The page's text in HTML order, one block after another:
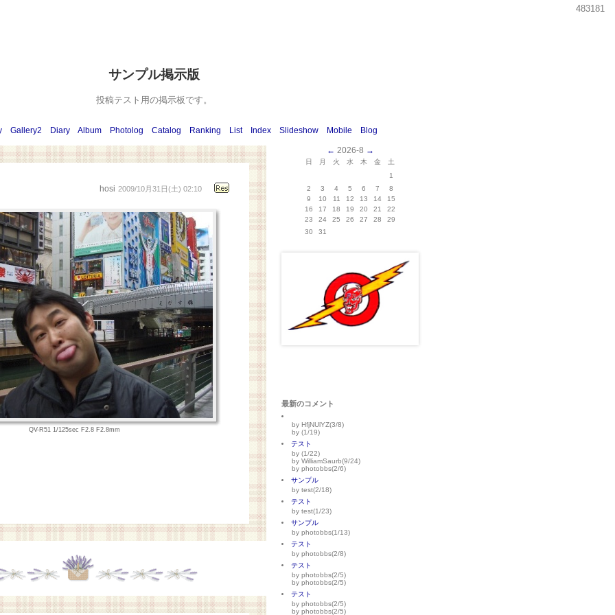
483181
サンプル掲示版
投稿テスト用の掲示板です。
Gallery2 Diary Album Photolog Catalog Ranking List Index Slideshow Mobile Blog
hosi 2009/10月31日(土) 02:10
QV-R51 1/125sec F2.8 F2.8mm
← 2026-8 →
日 月 火 水 木 金
土
1
2
3 4 5 6 7
8
9
10 11 12 13 14
15
16
17 18 19 20 21
22
23
24 25 26 27 28
29
30
31
最新のコメント
by HfjNUlYZ(3/8)
by (1/19)
テスト
by (1/22)
by WilliamSaurb(9/24)
by photobbs(2/6)
サンプル
by test(2/18)
テスト
by test(1/23)
サンプル
by photobbs(1/13)
テスト
by photobbs(2/8)
テスト
by photobbs(2/5)
by photobbs(2/5)
テスト
by photobbs(2/5)
by photobbs(2/5)